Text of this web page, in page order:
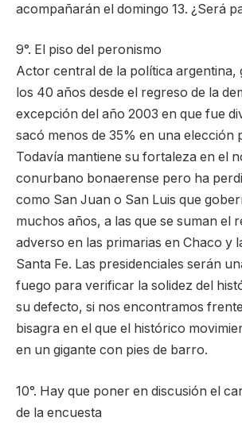
acompañarán el domingo 13. ¿Será
9°. El piso del peronismo
Actor central de la política argentina,
los 40 años desde el regreso de la
excepción del año 2003 en que fue
sacó menos de 35% en una elección
Todavía mantiene su fortaleza en el
conurbano bonaerense pero ha
como San Juan o San Luis que
muchos años, a las que se suman el
adverso en las primarias en Chaco y
Santa Fe. Las presidenciales serán
fuego para verificar la solidez del
su defecto, si nos encontramos
bisagra en el que el histórico
en un gigante con pies de barro.
10°. Hay que poner en discusión el
de la encuesta